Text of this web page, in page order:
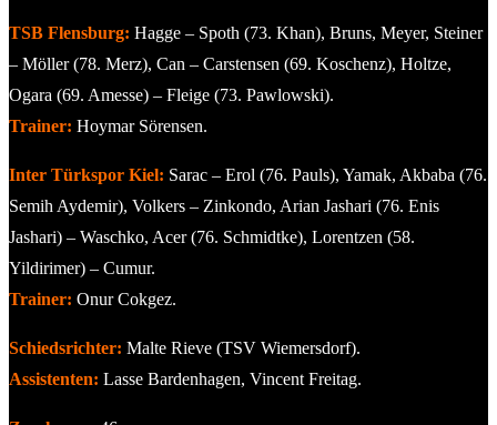
TSB Flensburg: Hagge – Spoth (73. Khan), Bruns, Meyer, Steiner
– Möller (78. Merz), Can – Carstensen (69. Koschenz), Holtze,
Ogara (69. Amesse) – Fleige (73. Pawlowski).
Trainer: Hoymar Sörensen.
Inter Türkspor Kiel: Sarac – Erol (76. Pauls), Yamak, Akbaba (76.
Semih Aydemir), Volkers – Zinkondo, Arian Jashari (76. Enis
Jashari) – Waschko, Acer (76. Schmidtke), Lorentzen (58.
Yildirimer) – Cumur.
Trainer: Onur Cokgez.
Schiedsrichter: Malte Rieve (TSV Wiemersdorf).
Assistenten: Lasse Bardenhagen, Vincent Freitag.